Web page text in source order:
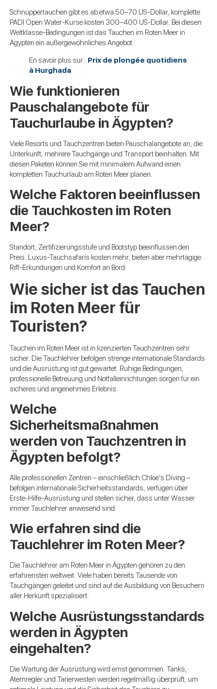
Schnuppertauchen gibt es ab etwa 50–70 US-Dollar, komplette
PADI Open Water-Kurse kosten 300–400 US-Dollar. Bei diesen
Weltklasse-Bedingungen ist das Tauchen im Roten Meer in
Ägypten ein außergewöhnliches Angebot.
En savoir plus sur : Prix de plongée quotidiens
à Hurghada
Wie funktionieren
Pauschalangebote für
Tauchurlaube in Ägypten?
Viele Resorts und Tauchzentren bieten Pauschalangebote an, die
Unterkunft, mehrere Tauchgänge und Transport beinhalten. Mit
diesen Paketen können Sie mit minimalem Aufwand einen
kompletten Tauchurlaub am Roten Meer planen.
Welche Faktoren beeinflussen
die Tauchkosten im Roten
Meer?
Standort, Zertifizierungsstufe und Bootstyp beeinflussen den
Preis. Luxus-Tauchsafaris kosten mehr, bieten aber mehrtägige
Riff-Erkundungen und Komfort an Bord.
Wie sicher ist das Tauchen
im Roten Meer für
Touristen?
Tauchen im Roten Meer ist in lizenzierten Tauchzentren sehr
sicher. Die Tauchlehrer befolgen strenge internationale Standards
und die Ausrüstung ist gut gewartet. Ruhige Bedingungen,
professionelle Betreuung und Notfalleinrichtungen sorgen für ein
sicheres und angenehmes Erlebnis.
Welche
Sicherheitsmaßnahmen
werden von Tauchzentren in
Ägypten befolgt?
Alle professionellen Zentren – einschließlich Chloe’s Diving –
befolgen internationale Sicherheitsstandards, verfügen über
Erste-Hilfe-Ausrüstung und stellen sicher, dass unter Wasser
immer Tauchlehrer anwesend sind.
Wie erfahren sind die
Tauchlehrer im Roten Meer?
Die Tauchlehrer am Roten Meer in Ägypten gehören zu den
erfahrensten weltweit. Viele haben bereits Tausende von
Tauchgängen geleitet und sind auf die Ausbildung von Besuchern
aller Herkunft spezialisiert.
Welche Ausrüstungsstandards
werden in Ägypten
eingehalten?
Die Wartung der Ausrüstung wird ernst genommen. Tanks,
Atemregler und Tarierwesten werden regelmäßig überprüft, um